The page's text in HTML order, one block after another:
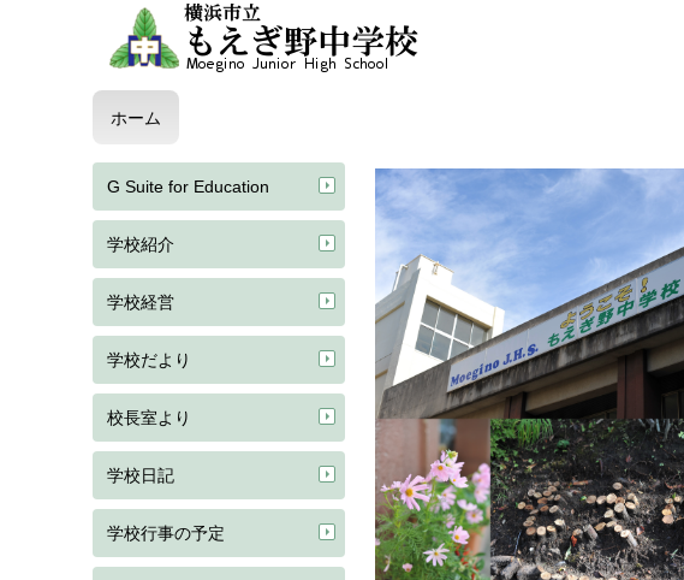
ホーム
G Suite for Education
学校紹介
学校経営
学校だより
校長室より
学校日記
学校行事の予定